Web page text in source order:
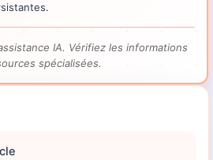
IA. Vérifiez les informations
spécialisées.